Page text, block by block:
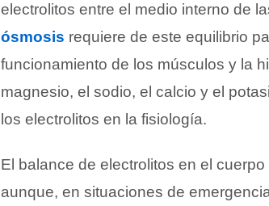
electrolitos entre el medio interno de
ósmosis requiere de este equilibrio
funcionamiento de los músculos y la
magnesio, el sodio, el calcio y el
los electrolitos en la fisiología.
El balance de electrolitos en el
aunque, en situaciones de